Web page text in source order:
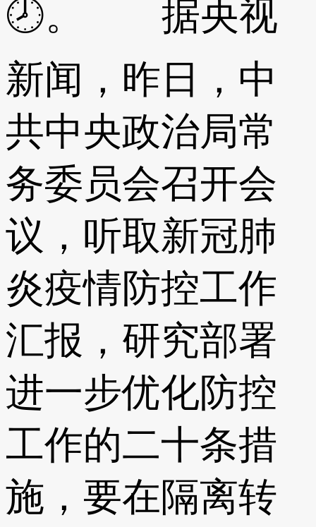
🕗。 据央视
新闻，昨日，中
共中央政治局常
务委员会召开会
议，听取新冠肺
炎疫情防控工作
汇报，研究部署
进一步优化防控
工作的二十条措
施，要在隔离转